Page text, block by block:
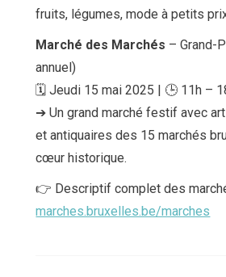
fruits, légumes, mode à petits
Marché des Marchés – Grand-
annuel)
🗓 Jeudi 15 mai 2025 | 🕒 11h –
➔ Un grand marché festif avec
et antiquaires des 15 marchés
cœur historique.
👉 Descriptif complet des
marches.bruxelles.be/marches